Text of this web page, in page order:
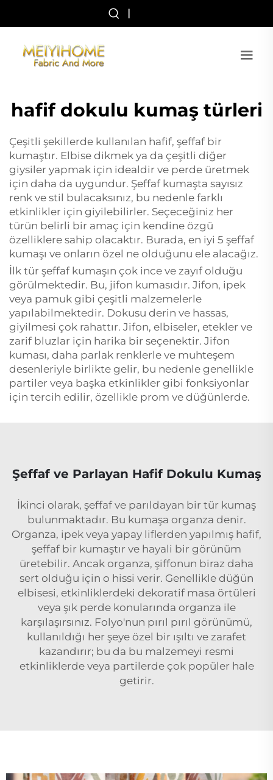
|
hafif dokulu kumaş türleri
Çeşitli şekillerde kullanılan hafif, şeffaf bir
kumaştır. Elbise dikmek ya da çeşitli diğer
giysiler yapmak için idealdir ve perde üretmek
için daha da uygundur. Şeffaf kumaşta sayısız
renk ve stil bulacaksınız, bu nedenle farklı
etkinlikler için giyilebilirler. Seçeceğiniz her
türün belirli bir amaç için kendine özgü
özelliklere sahip olacaktır. Burada, en iyi 5 şeffaf
kumaşı ve onların özel ne olduğunu ele alacağız.
İlk tür şeffaf kumaşın çok ince ve zayıf olduğu
görülmektedir. Bu, jifon kumasıdır. Jifon, ipek
veya pamuk gibi çeşitli malzemelerle
yapılabilmektedir. Dokusu derin ve hassas,
giyilmesi çok rahattır. Jifon, elbiseler, etekler ve
zarif bluzlar için harika bir seçenektir. Jifon
kuması, daha parlak renklerle ve muhteşem
desenleriyle birlikte gelir, bu nedenle genellikle
partiler veya başka etkinlikler gibi fonksiyonlar
için tercih edilir, özellikle prom ve düğünlerde.
Şeffaf ve Parlayan Hafif Dokulu Kumaş
İkinci olarak, şeffaf ve parıldayan bir tür kumaş
bulunmaktadır. Bu kumaşa organza denir.
Organza, ipek veya yapay liflerden yapılmış hafif,
şeffaf bir kumaştır ve hayali bir görünüm
üretebilir. Ancak organza, şiffonun biraz daha
sert olduğu için o hissi verir. Genellikle düğün
elbisesi, etkinliklerdeki dekoratif masa örtüleri
veya şık perde konularında organza ile
karşılaşırsınız. Folyo'nun pırıl pırıl görünümü,
kullanıldığı her şeye özel bir ışıltı ve zarafet
kazandırır; bu da bu malzemeyi resmi
etkinliklerde veya partilerde çok popüler hale
getirir.